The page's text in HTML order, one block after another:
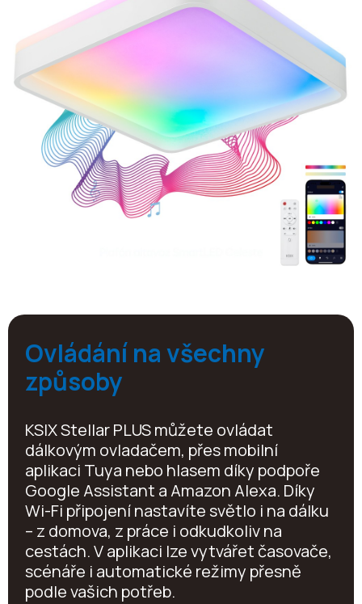
Ovládání na všechny
způsoby
KSIX Stellar PLUS můžete ovládat
dálkovým ovladačem, přes mobilní
aplikaci Tuya nebo hlasem díky podpoře
Google Assistant a Amazon Alexa. Díky
Wi-Fi připojení nastavíte světlo i na dálku
– z domova, z práce i odkudkoliv na
cestách. V aplikaci lze vytvářet časovače,
scénáře i automatické režimy přesně
podle vašich potřeb.